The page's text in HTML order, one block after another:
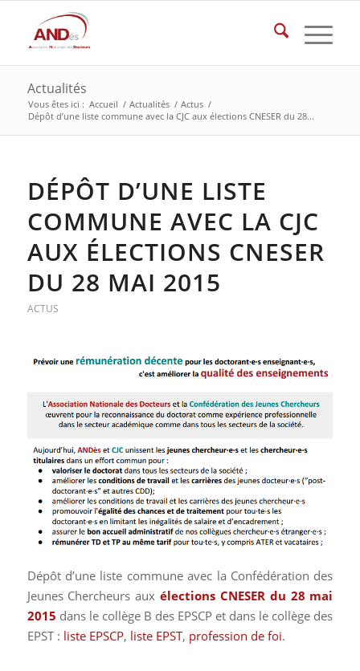
Actualités
Vous êtes ici : Accueil / Actualités / Actus /
Dépôt d’une liste commune avec la CJC aux élections CNESER du 28...
DÉPÔT D’UNE LISTE
COMMUNE AVEC LA CJC
AUX ÉLECTIONS CNESER
DU 28 MAI 2015
ACTUS
Dépôt d’une liste commune avec la Confédération des
Jeunes Chercheurs auxélections CNESER du 28 mai
2015 dans le collège B des EPSCP et dans le collège des
EPST : liste EPSCP, liste EPST, profession de foi.